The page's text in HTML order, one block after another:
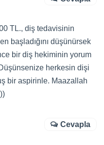
TL., diş tedavisinin
başladığını düşünürsek
bir diş hekiminin yorum
herkesin dişi
bir aspirinle. Maazallah
Cevapla